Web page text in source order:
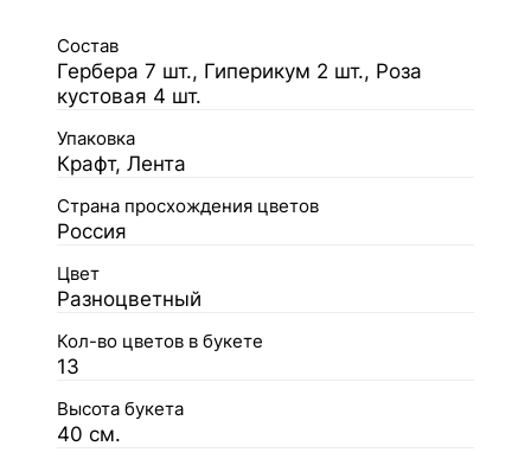
Состав
Гербера 7 шт., Гиперикум 2 шт., Роза
кустовая 4 шт.
Упаковка
Крафт, Лента
Страна просхождения цветов
Россия
Цвет
Разноцветный
Кол-во цветов в букете
13
Высота букета
40 см.